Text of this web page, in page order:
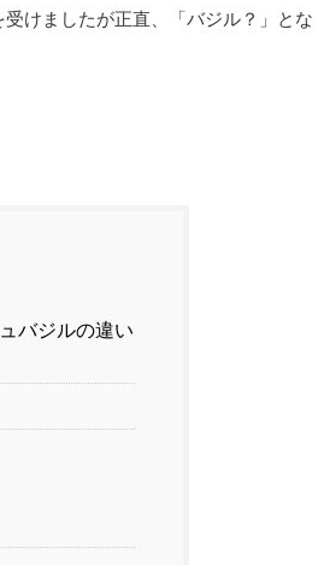
けましたが正直、「バジル？」とな
バジルの違い